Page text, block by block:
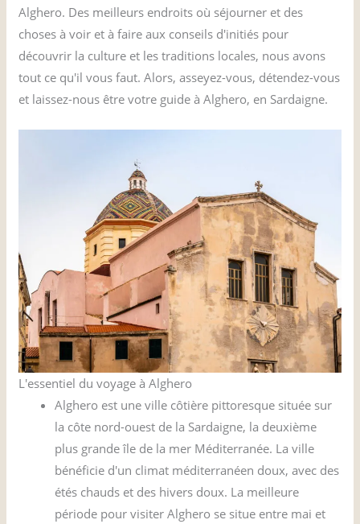
Alghero. Des meilleurs endroits où séjourner et des
choses à voir et à faire aux conseils d'initiés pour
découvrir la culture et les traditions locales, nous avons
tout ce qu'il vous faut. Alors, asseyez-vous, détendez-vous
et laissez-nous être votre guide à Alghero, en Sardaigne.
L'essentiel du voyage à Alghero
Alghero est une ville côtière pittoresque située sur
la côte nord-ouest de la Sardaigne, la deuxième
plus grande île de la mer Méditerranée. La ville
bénéficie d'un climat méditerranéen doux, avec des
étés chauds et des hivers doux. La meilleure
période pour visiter Alghero se situe entre mai et